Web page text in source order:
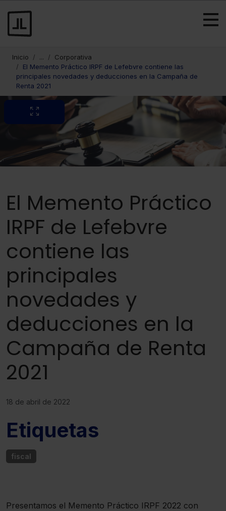
Inicio ...
Corporativa
El Memento Práctico IRPF de Lefebvre contiene las
principales novedades y deducciones en la Campaña de
Renta 2021
El Memento Práctico
IRPF de Lefebvre
contiene las
principales
novedades y
deducciones en la
Campaña de Renta
2021
18 de abril de 2022
Presentamos el Memento Práctico IRPF 2022 con
Etiquetas
fiscal